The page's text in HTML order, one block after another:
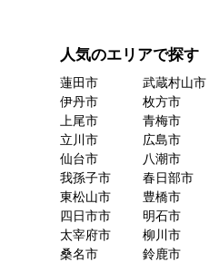
人気のエリアで探す
蓮田市
武蔵村山市
伊丹市
枚方市
上尾市
青梅市
立川市
広島市
仙台市
八潮市
我孫子市
春日部市
東松山市
豊橋市
四日市市
明石市
太宰府市
柳川市
桑名市
鈴鹿市